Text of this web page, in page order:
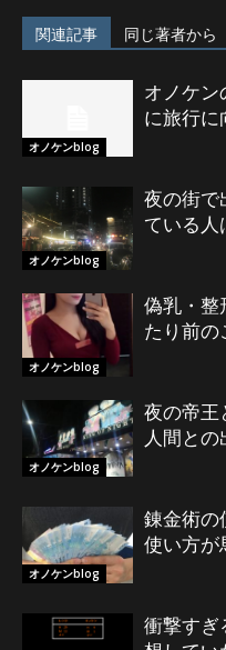
関連記事 同じ著者から
オノケンblog
オノケン
に旅行に
オノケンblog
夜の街で
ている人
オノケンblog
偽乳・整
たり前の
オノケンblog
夜の帝王
人間との
オノケンblog
錬金術の
使い方が
衝撃すぎ